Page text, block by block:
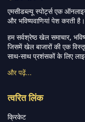
एमसीडब्ल्यू स्पोर्ट्स एक
और भविष्यवाणियां पेश करती है।
हम सर्वश्रेष्ठ खेल समाचार,
जिसमें खेल बाजारों की एक
साथ-साथ प्रशंसकों के लिए
और पढ़ें…
त्वरित लिंक
क्रिकेट